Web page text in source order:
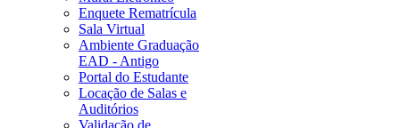
Enquete Rematrícula
Sala Virtual
Ambiente Graduação
EAD - Antigo
Portal do Estudante
Locação de Salas e
Auditórios
Validação de